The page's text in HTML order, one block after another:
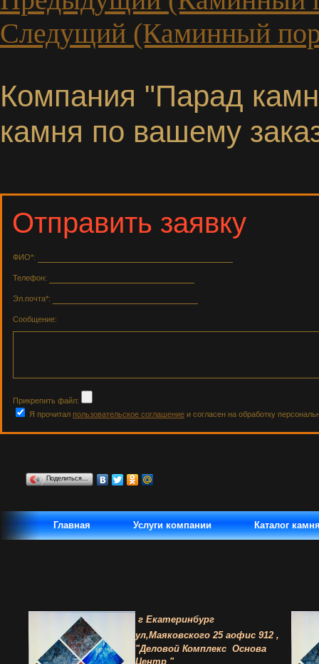
Следущий (Каминный
Компания "Парад
камня по вашему
Отправить заявку
ФИО*:
Телефон:
Эл.почта*:
Сообщение:
Прикрепить файл:
Я прочитал пользовательское соглашение и согласен на обработку
Поделиться…
Главная Услуги компании Каталог
г Екатеринбург
ул,Маяковского 25 аофис 912 ,
"Деловой Комплекс Основа
Центр "